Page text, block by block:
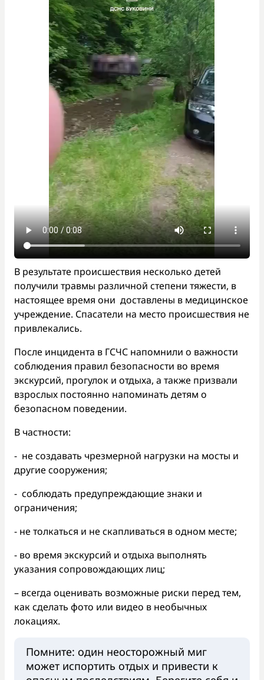
В результате происшествия несколько детей
получили травмы различной степени тяжести, в
настоящее время они доставлены в медицинское
учреждение. Спасатели на место происшествия не
привлекались.
После инцидента в ГСЧС напомнили о важности
соблюдения правил безопасности во время
экскурсий, прогулок и отдыха, а также призвали
взрослых постоянно напоминать детям о
безопасном поведении.
В частности:
- не создавать чрезмерной нагрузки на мосты и
другие сооружения;
- соблюдать предупреждающие знаки и
ограничения;
- не толкаться и не скапливаться в одном месте;
- во время экскурсий и отдыха выполнять
указания сопровождающих лиц;
– всегда оценивать возможные риски перед тем,
как сделать фото или видео в необычных
локациях.
Помните: один неосторожный миг
может испортить отдых и привести к